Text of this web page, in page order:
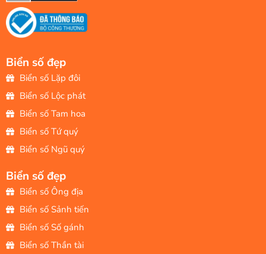
Biển số đẹp
Biển số Lặp đôi
Biển số Lộc phát
Biển số Tam hoa
Biển số Tứ quý
Biển số Ngũ quý
Biển số đẹp
Biển số Ông địa
Biển số Sảnh tiến
Biển số Số gánh
Biển số Thần tài